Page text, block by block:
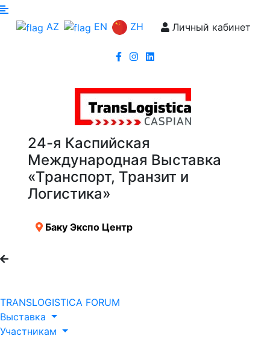
AZ EN ZH Личный кабинет
24-я Каспийская
Международная Выставка
«Транспорт, Транзит и
Логистика»
Баку Экспо Центр
TRANSLOGISTICA FORUM
Выставка
Участникам